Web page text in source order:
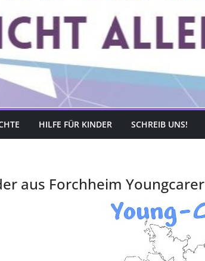
HILFE FÜR KINDER SCHREIB UNS!
aus Forchheim Youngcarer